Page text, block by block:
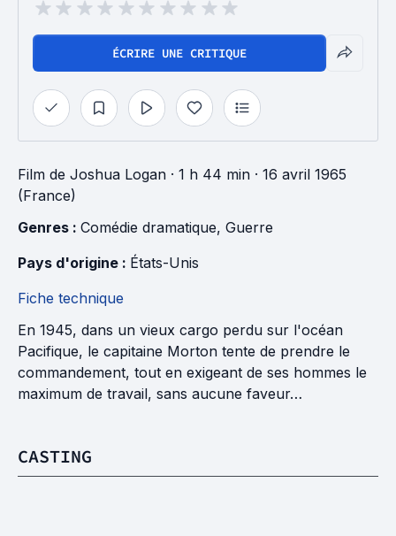
ÉCRIRE UNE CRITIQUE
Film de Joshua Logan · 1 h 44 min · 16 avril 1965
(France)
Genres : Comédie dramatique, Guerre
Pays d'origine : États-Unis
Fiche technique
En 1945, dans un vieux cargo perdu sur l'océan
Pacifique, le capitaine Morton tente de prendre le
commandement, tout en exigeant de ses hommes le
maximum de travail, sans aucune faveur…
CASTING